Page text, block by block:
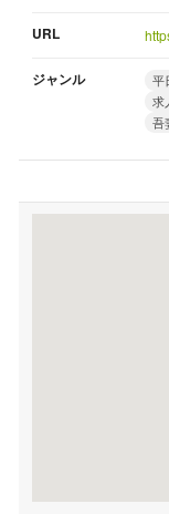
URL
ジャンル 平
求
吾